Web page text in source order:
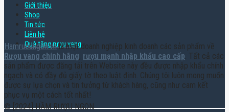
Giới thiệu
Shop
Tin tức
Liên hệ
Quà tặng rượu vang
Hamruoungon.vnlà một doanh nghiệp kinh doanh các sản phẩm về
Rượu vang chính hãng, rượu mạnh nhập khẩu cao cấp. Tất cả các
sản phẩm được đăng tải trên Website này đều được nhập khẩu chính
ngạch và có đầy đủ giấy tờ theo luật định. Chúng tôi luôn mong muốn
được sự lựa chọn và tin tưởng từ khách hàng, cũng như cam kết
phục vụ một cách tốt nhất!
© [2024] HẦM RƯỢU NGON